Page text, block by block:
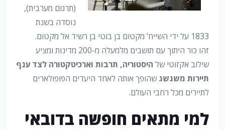
(תרגום מערבית),
נוסדה בשנת
1833 על ידי השייח’ מקטום בן בוטי בן רשיד אל מקטום.
זהו כור היתוך עם תושבים מלמעלה מ-200 מדינות ומציע
שילוב אקזוטי של היסטוריה, תרבות וארכיטקטורה לצד ענף
תיירות משגשג שהופך אותה לאחד היעדים הפופולארים
לתיירים מכל רחבי העולם.
למי מתאים חופשה בדובאי